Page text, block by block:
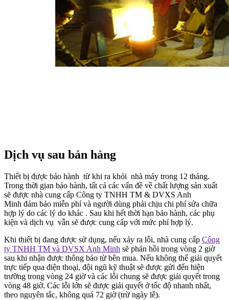
Dịch vụ sau bán hàng
Thiết bị được bảo hành từ khi ra khỏi nhà máy trong 12 tháng.
Trong thời gian bảo hành, tất cả các vấn đề về chất lượng sản xuất
sẽ được nhà cung cấp Công ty TNHH TM & DVXS Anh
Minh đảm bảo miễn phí và người dùng phải chịu chi phí sửa chữa
hợp lý do các lý do khác . Sau khi hết thời hạn bảo hành, các phụ
kiện và dịch vụ vẫn sẽ được cung cấp với mức phí hợp lý.
Khi thiết bị đang được sử dụng, nếu xảy ra lỗi, nhà cung cấp Công
ty TNHH TM và DVSX Anh Minh sẽ phản hồi trong vòng 2 giờ
sau khi nhận được thông báo từ bên mua. Nếu không thể giải quyết
trực tiếp qua điện thoại, đội ngũ kỹ thuật sẽ được gửi đến hiện
trường trong vòng 24 giờ và các lỗi chung sẽ được giải quyết trong
vòng 48 giờ. Các lỗi lớn sẽ được giải quyết ở tốc độ nhanh nhất,
theo nguyên tắc, không quá 72 giờ (trừ ngày lễ).